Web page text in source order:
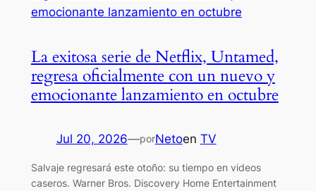
La exitosa serie de Netflix, Untamed,
regresa oficialmente con un nuevo y
emocionante lanzamiento en octubre
Jul 20, 2026—porNetoen TV
Salvaje regresará este otoño: su tiempo en videos
caseros. Warner Bros. Discovery Home Entertainment